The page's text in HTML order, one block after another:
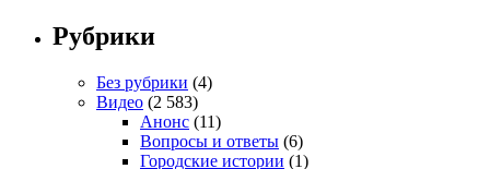
Рубрики
Без рубрики (4)
Видео (2 583)
Анонс (11)
Вопросы и ответы (6)
Городские истории (1)